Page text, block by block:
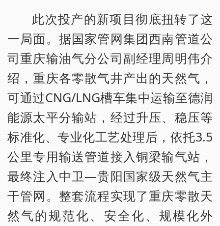
此次投产的新项目彻底扭转了这
一局面。据国家管网集团西南管道公
司重庆输油气分公司副经理周明伟介
绍，重庆各零散气井产出的天然气，
可通过CNG/LNG槽车集中运输至德润
能源太平分输站，经过升压、稳压等
标准化、专业化工艺处理后，依托3.5
公里专用输送管道接入铜梁输气站，
最终注入中卫—贵阳国家级天然气主
干管网。整套流程实现了重庆零散天
然气的规范化、安全化、规模化外